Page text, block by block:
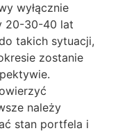
wyłącznie
20-30-40 lat
takich sytuacji,
zostanie
należy
stan portfela i